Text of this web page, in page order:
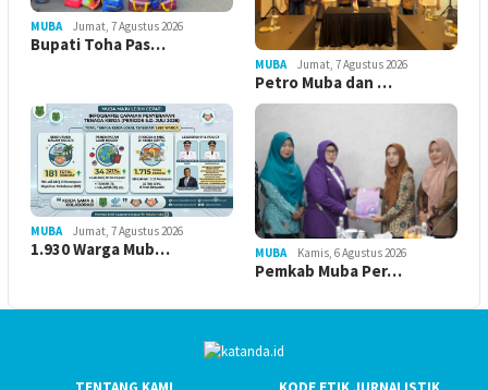
MUBA Jumat, 7 Agustus 2026
Bupati Toha Pas…
MUBA Jumat, 7 Agustus 2026
Petro Muba dan …
MUBA Jumat, 7 Agustus 2026
1.930 Warga Mub… MUBA Kamis, 6 Agustus 2026
Pemkab Muba Per…